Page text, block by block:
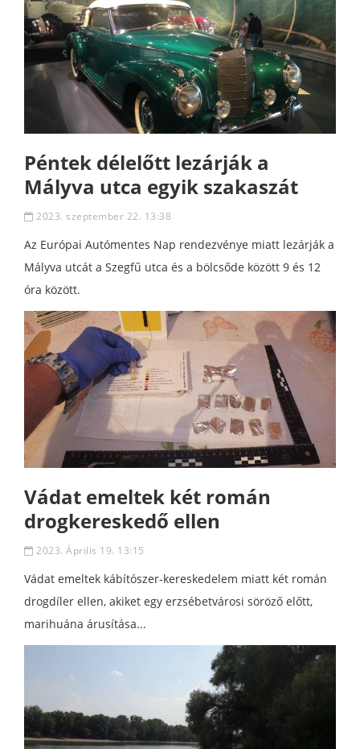
Péntek délelőtt lezárják a
Mályva utca egyik szakaszát
2023. szeptember 22. 13:38
Az Európai Autómentes Nap rendezvénye miatt lezárják a
Mályva utcát a Szegfű utca és a bölcsőde között 9 és 12
óra között.
Vádat emeltek két román
drogkereskedő ellen
2023. Április 19. 13:15
Vádat emeltek kábítószer-kereskedelem miatt két román
drogdíler ellen, akiket egy erzsébetvárosi söröző előtt,
marihuána árusítása...